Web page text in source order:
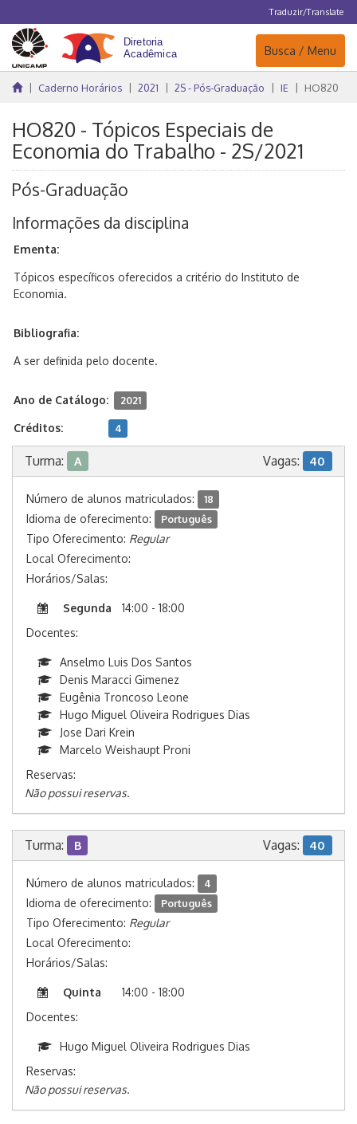
Traduzir/Translate
Navegação
Busca / Menu
Caderno Horários 2021 2S - Pós-Graduação IE HO820
HO820 - Tópicos Especiais de
Economia do Trabalho - 2S/2021
Pós-Graduação
Informações da disciplina
Ementa:
Tópicos específicos oferecidos a critério do Instituto de
Economia.
Bibliografia:
A ser definida pelo docente.
Ano de Catálogo: 2021
Créditos: 4
Turma: A Vagas: 40
Número de alunos matriculados: 18
Idioma de oferecimento: Português
Tipo Oferecimento: Regular
Local Oferecimento:
Horários/Salas:
Segunda
14:00 - 18:00
Docentes:
Anselmo Luis Dos Santos
Denis Maracci Gimenez
Eugênia Troncoso Leone
Hugo Miguel Oliveira Rodrigues Dias
Jose Dari Krein
Marcelo Weishaupt Proni
Reservas:
Não possui reservas.
Turma: B Vagas: 40
Número de alunos matriculados: 4
Idioma de oferecimento: Português
Tipo Oferecimento: Regular
Local Oferecimento:
Horários/Salas:
Quinta
14:00 - 18:00
Docentes:
Hugo Miguel Oliveira Rodrigues Dias
Reservas:
Não possui reservas.